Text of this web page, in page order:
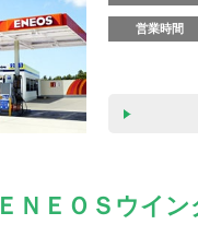
営業時間
ＥＮＥＯＳウイン